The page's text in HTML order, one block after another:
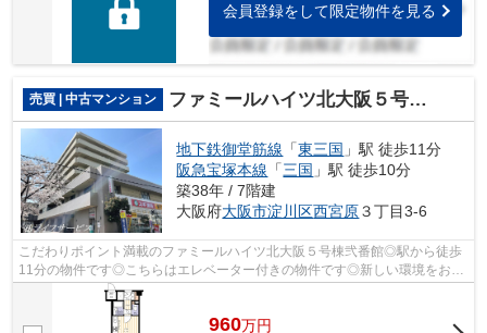
会員登録をして限定物件を見る
売買 | 中古マンション ファミールハイツ北大阪５号棟弐番館
地下鉄御堂筋線 「東三国 」駅 徒歩11分
阪急宝塚本線 「三国 」駅 徒歩10分
築38年 / 7階建
大阪府大阪市淀川区西宮原３丁目3-6
こだわりポイント満載のファミールハイツ北大阪５号棟弐番館◎駅から徒歩
11分の物件です◎こちらはエレベーター付きの物件です◎新しい環境をお求
めなら、まずは大阪市淀川区エリアから検...
960万円